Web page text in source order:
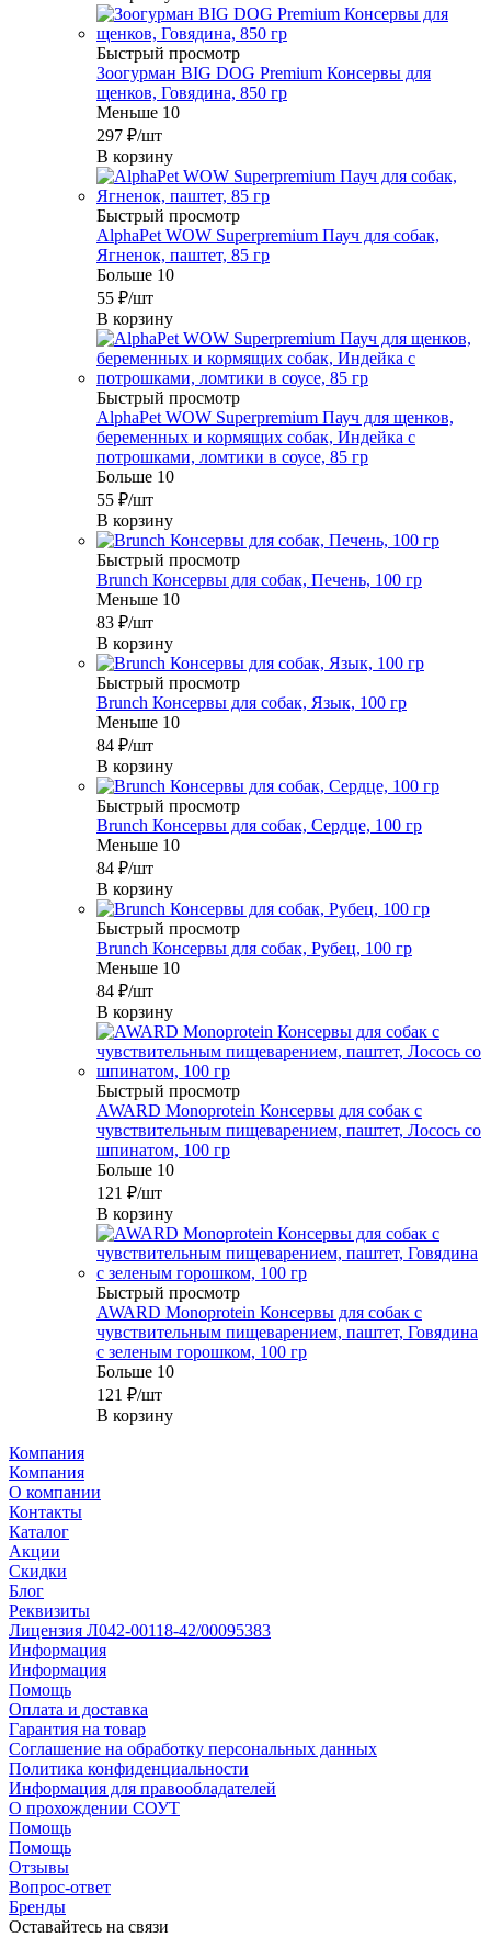
Быстрый просмотр
Зоогурман BIG DOG Premium Консервы для
щенков, Говядина, 850 гр
Меньше 10
297 ₽/шт
В корзину
Быстрый просмотр
AlphaPet WOW Superpremium Пауч для собак,
Ягненок, паштет, 85 гр
Больше 10
55 ₽/шт
В корзину
Быстрый просмотр
AlphaPet WOW Superpremium Пауч для щенков,
беременных и кормящих собак, Индейка с
потрошками, ломтики в соусе, 85 гр
Больше 10
55 ₽/шт
В корзину
Быстрый просмотр
Brunch Консервы для собак, Печень, 100 гр
Меньше 10
83 ₽/шт
В корзину
Быстрый просмотр
Brunch Консервы для собак, Язык, 100 гр
Меньше 10
84 ₽/шт
В корзину
Быстрый просмотр
Brunch Консервы для собак, Сердце, 100 гр
Меньше 10
84 ₽/шт
В корзину
Быстрый просмотр
Brunch Консервы для собак, Рубец, 100 гр
Меньше 10
84 ₽/шт
В корзину
Быстрый просмотр
AWARD Monoprotein Консервы для собак с
чувствительным пищеварением, паштет, Лосось со
шпинатом, 100 гр
Больше 10
121 ₽/шт
В корзину
Быстрый просмотр
AWARD Monoprotein Консервы для собак с
чувствительным пищеварением, паштет, Говядина
с зеленым горошком, 100 гр
Больше 10
121 ₽/шт
В корзину
Компания
Компания
О компании
Контакты
Каталог
Акции
Скидки
Блог
Реквизиты
Лицензия Л042-00118-42/00095383
Информация
Информация
Помощь
Оплата и доставка
Гарантия на товар
Соглашение на обработку персональных данных
Политика конфиденциальности
Информация для правообладателей
О прохождении СОУТ
Помощь
Помощь
Отзывы
Вопрос-ответ
Бренды
Оставайтесь на связи